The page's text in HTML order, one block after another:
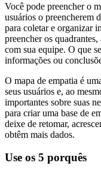
Você pode preencher o
usuários o preencherem
para coletar e organizar
preencher os
com sua equipe. O que
informações ou
O mapa de empatia é
seus usuários e, ao
importantes sobre suas
para criar uma base de
deixe de retomar,
obtêm mais dados.
Use os 5 porquês